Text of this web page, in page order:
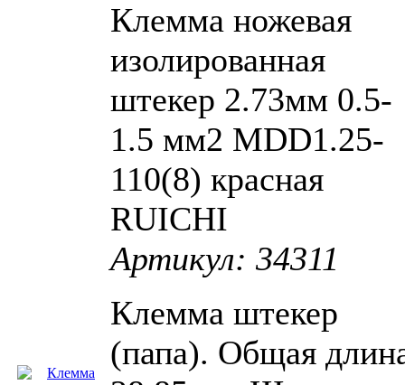
Клемма ножевая
изолированная
штекер 2.73мм 0.5-
1.5 мм2 MDD1.25-
110(8) красная
RUICHI
Артикул: 34311
Клемма штекер
(папа). Общая